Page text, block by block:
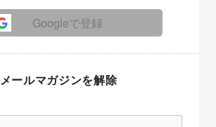
Googleで登録
メールマガジンを解除